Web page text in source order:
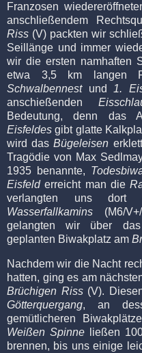
Franzosen
anschließendem
Riss (V) packten wir
Seillänge und immer
wir die ersten namhaften
etwa 3,5 km langen
Schwalbennestund1.
anschießenden
Bedeutung, denn das
Eisfeldes gibt glatte
wird dasBügeleisen
Tragödie von Max
1935 benannte,
Eisfelderreicht man die
verlangten uns dort
Wasserfallkamins (M6/
gelangten wir über
geplanten Biwakplatz am
Nachdem wir die Nacht
hatten, ging es am
Brüchigen Riss(V).
Götterquergang, an
gemütlicheren
Weißen Spinneließen 100
brennen, bis uns einige